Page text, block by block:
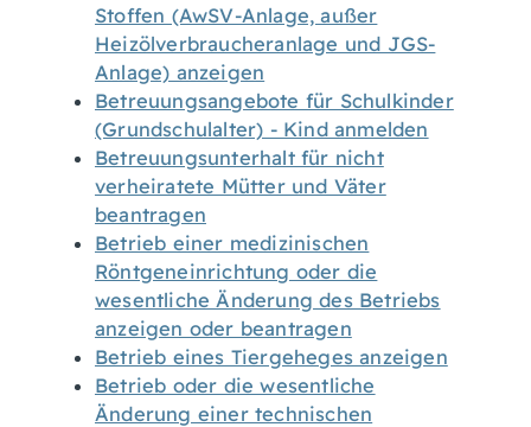
Stoffen (AwSV-Anlage, außer
Heizölverbraucheranlage und JGS-
Anlage) anzeigen
Betreuungsangebote für Schulkinder
(Grundschulalter) - Kind anmelden
Betreuungsunterhalt für nicht
verheiratete Mütter und Väter
beantragen
Betrieb einer medizinischen
Röntgeneinrichtung oder die
wesentliche Änderung des Betriebs
anzeigen oder beantragen
Betrieb eines Tiergeheges anzeigen
Betrieb oder die wesentliche
Änderung einer technischen